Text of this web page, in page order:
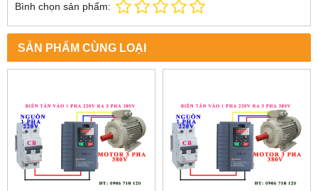
Bình chọn sản phẩm:
SẢN PHẨM CÙNG LOẠI